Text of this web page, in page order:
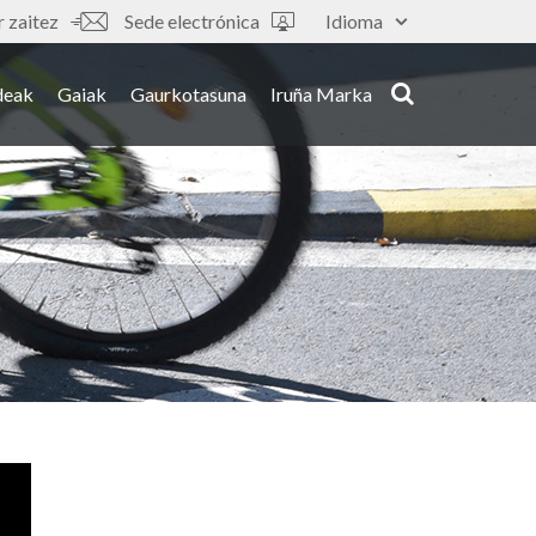
Idioma
zaitez Sede electrónica
Gaiak Gaurkotasuna Iruña Marka